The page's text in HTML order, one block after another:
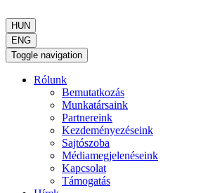
HUN
ENG
Toggle navigation
Rólunk
Bemutatkozás
Munkatársaink
Partnereink
Kezdeményezéseink
Sajtószoba
Médiamegjelenéseink
Kapcsolat
Támogatás